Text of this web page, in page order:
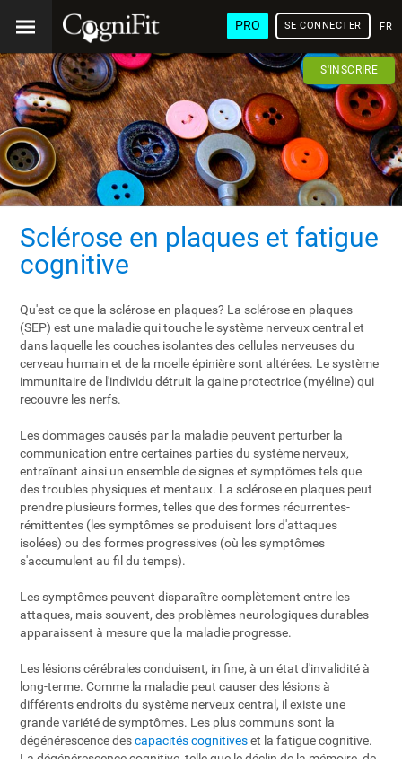
PRO SE CONNECTER
S'INSCRIRE
Sclérose en plaques et fatigue
cognitive
Qu'est-ce que la sclérose en plaques? La sclérose en plaques
(SEP) est une maladie qui touche le système nerveux central et
dans laquelle les couches isolantes des cellules nerveuses du
cerveau humain et de la moelle épinière sont altérées. Le système
immunitaire de l'individu détruit la gaine protectrice (myéline) qui
recouvre les nerfs.
Les dommages causés par la maladie peuvent perturber la
communication entre certaines parties du système nerveux,
entraînant ainsi un ensemble de signes et symptômes tels que
des troubles physiques et mentaux. La sclérose en plaques peut
prendre plusieurs formes, telles que des formes récurrentes-
rémittentes (les symptômes se produisent lors d'attaques
isolées) ou des formes progressives (où les symptômes
s'accumulent au fil du temps).
Les symptômes peuvent disparaître complètement entre les
attaques, mais souvent, des problèmes neurologiques durables
apparaissent à mesure que la maladie progresse.
Les lésions cérébrales conduisent, in fine, à un état d'invalidité à
long-terme. Comme la maladie peut causer des lésions à
différents endroits du système nerveux central, il existe une
grande variété de symptômes. Les plus communs sont la
dégénérescence descapacités cognitiveset la fatigue cognitive.